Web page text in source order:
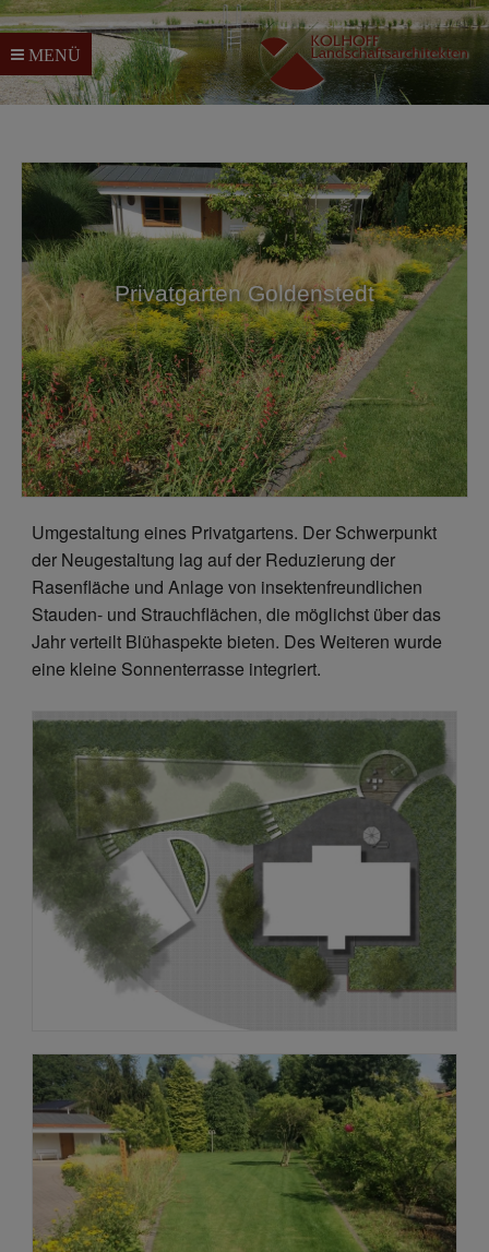
MENÜ
Privatgarten Goldenstedt
Umgestaltung eines Privatgartens. Der Schwerpunkt
der Neugestaltung lag auf der Reduzierung der
Rasenfläche und Anlage von insektenfreundlichen
Stauden- und Strauchflächen, die möglichst über das
Jahr verteilt Blühaspekte bieten. Des Weiteren wurde
eine kleine Sonnenterrasse integriert.